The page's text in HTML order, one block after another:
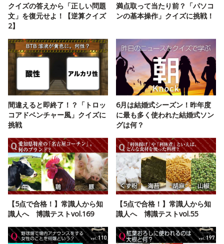
クイズの答えから「正しい問題
文」を復元せよ！【逆算クイズ
2】
満点取って当たり前？「パソコ
ンの基本操作」クイズに挑戦！
間違えると即終了！？「トロッ
コアドベンチャー風」クイズに
挑戦
6月は結婚式シーズン！昨年度
に最も多く使われた結婚式ソン
グは何？
【5点で合格！】常識人から知
識人へ 博識テストvol.169
【5点で合格！】常識人から知
識人へ 博識テストvol.55